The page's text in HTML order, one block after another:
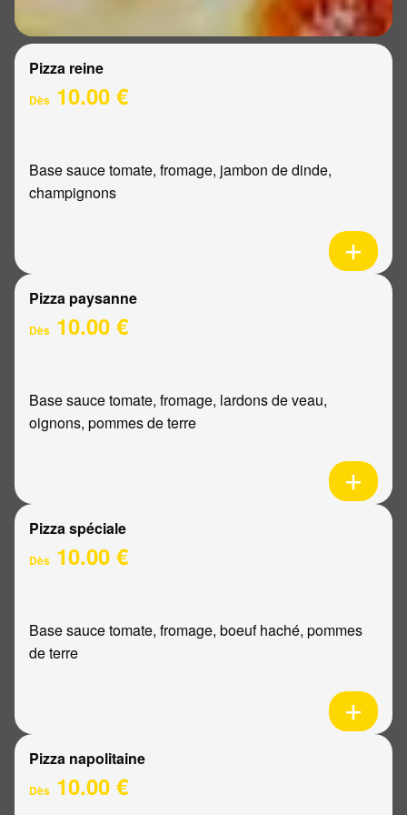
Pizza reine
Dès 10.00 €
Base sauce tomate, fromage, jambon de dinde,
champignons
Pizza paysanne
Dès 10.00 €
Base sauce tomate, fromage, lardons de veau,
oignons, pommes de terre
Pizza spéciale
Dès 10.00 €
Base sauce tomate, fromage, boeuf haché, pommes
de terre
Pizza napolitaine
Dès 10.00 €